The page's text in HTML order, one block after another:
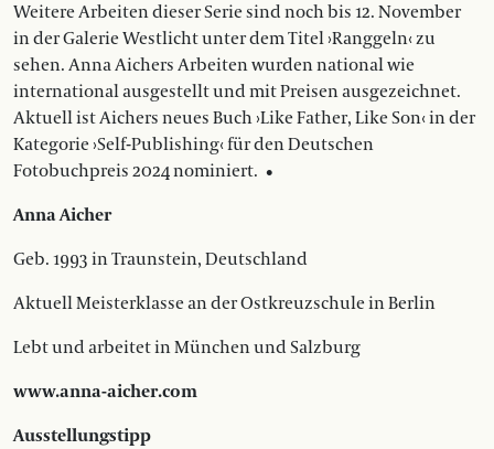
Weitere Arbeiten dieser Serie sind noch bis 12. November
in der Galerie Westlicht unter dem Titel ›Ranggeln‹ zu
sehen. Anna Aichers Arbeiten wurden national wie
international aus­gestellt und mit Preisen ausgezeichnet.
Aktuell ist Aichers neues Buch ›Like Father, Like Son‹ in der
Kategorie ›Self-Publishing‹ für den Deutschen
Fotobuchpreis 2024 nominiert. •
Anna Aicher
Geb. 1993 in Traunstein, Deutschland
Aktuell Meisterklasse an der Ostkreuzschule in Berlin
Lebt und arbeitet in München und Salzburg
www.anna-aicher.com
Ausstellungstipp